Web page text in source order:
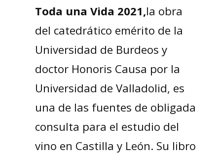
Toda una Vida 2021,la obra
del catedrático emérito de la
Universidad de Burdeos y
doctor Honoris Causa por la
Universidad de Valladolid, es
una de las fuentes de obligada
consulta para el estudio del
vino en Castilla y León. Su libro